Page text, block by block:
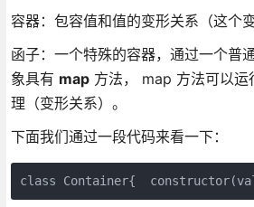
容器：包容值和值的变形关系（这个
函子：一个特殊的容器，通过一个普
象具有 map方法， map 方法可以运
理（变形关系）。
下面我们通过一段代码来看一下：
class Container{